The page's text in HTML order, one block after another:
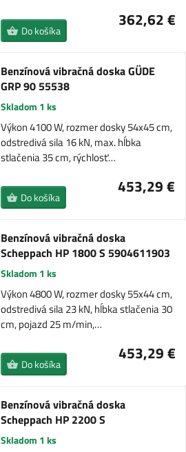
362,62 €
Do košíka
Benzínová vibračná doska GÜDE
GRP 90 55538
Skladom 1 ks
Výkon 4100 W, rozmer dosky 54x45 cm,
odstredivá sila 16 kN, max. hĺbka
stlačenia 35 cm, rýchlosť…
453,29 €
Do košíka
Benzínová vibračná doska
Scheppach HP 1800 S 5904611903
Skladom 1 ks
Výkon 4800 W, rozmer dosky 55x44 cm,
odstredivá sila 23 kN, hĺbka stlačenia 30
cm, pojazd 25 m/min,…
453,29 €
Do košíka
Benzínová vibračná doska
Scheppach HP 2200 S
Skladom 1 ks